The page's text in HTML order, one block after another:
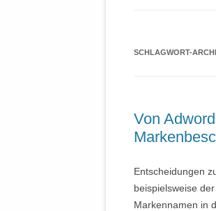
SCHLAGWORT-
Von
Entscheidungen
beispielsweise
Markennamen in